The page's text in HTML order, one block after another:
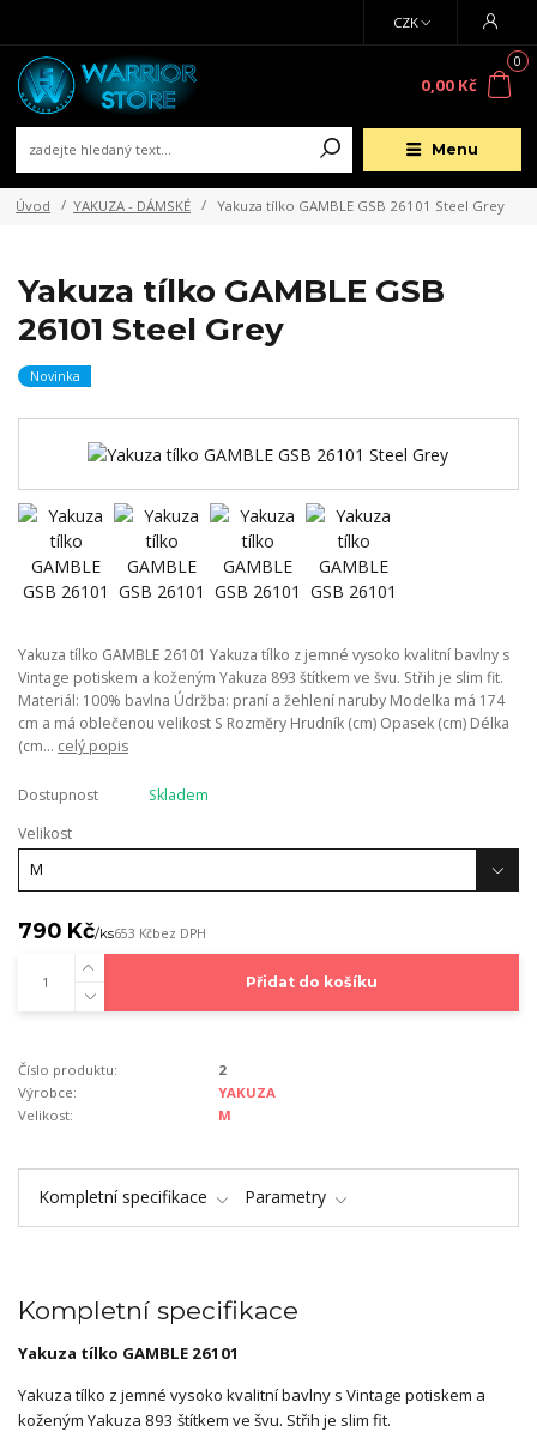
Menu
CZK
0
0,00 Kč
Úvod YAKUZA - DÁMSKÉ Yakuza tílko GAMBLE GSB 26101 Steel Grey
Yakuza tílko GAMBLE GSB
26101 Steel Grey
Novinka
Yakuza tílko GAMBLE 26101 Yakuza tílko z jemné vysoko kvalitní bavlny s
Vintage potiskem a koženým Yakuza 893 štítkem ve švu. Střih je slim fit.
Materiál: 100% bavlna Údržba: praní a žehlení naruby Modelka má 174
cm a má oblečenou velikost S Rozměry Hrudník (cm) Opasek (cm) Délka
(cm... celý popis
Dostupnost
Skladem
Velikost
790 Kč/ks653 Kčbez DPH
Přidat do košíku
Číslo produktu:
2
Výrobce:
YAKUZA
Velikost:
M
Kompletní specifikace Parametry
Kompletní specifikace
Yakuza tílko GAMBLE 26101
Yakuza tílko z jemné vysoko kvalitní bavlny s Vintage potiskem a
koženým Yakuza 893 štítkem ve švu. Střih je slim fit.